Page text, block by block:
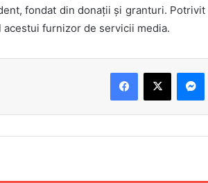
fondat din donații și granturi.
furnizor de servicii media.
Facebook
X